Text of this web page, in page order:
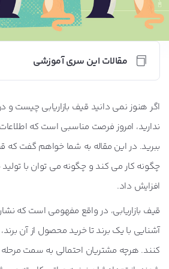
مقالات این سری آموزشی
آیا بازاریابی محتوا به تجارت
ایده پردازی در بازاریابی محتوا
تکرار، نگهداری و رشد محتوا
اگر هنوز نمی دانید قیف بازاریابی چیست و
ندارید، امروز فرصت مناسبی است که اطلاعات
ببرید. در این مقاله به شما خواهم گفت که
چگونه کار می کند و چگونه می توان با تولید
افزایش داد.
قیف بازاریابی، در واقع مفهومی است که
آشنایی با یک برند تا خرید محصول از آن
کنند. هرچه مشتریان احتمالی به سمت